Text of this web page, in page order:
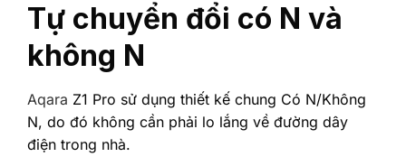
Tự chuyển đổi có N và
không N
Aqara Z1 Pro sử dụng thiết kế chung Có N/Không
N, do đó không cần phải lo lắng về đường dây
điện trong nhà.